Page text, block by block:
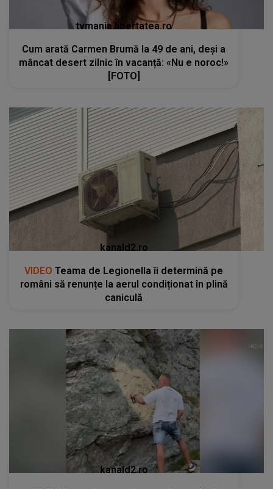
tvmania.libertatea.ro
Cum arată Carmen Brumă la 49 de ani, deși a
mâncat desert zilnic în vacanță: «Nu e noroc!»
[FOTO]
kanald2.ro
VIDEO Teama de Legionella îi determină pe
români să renunțe la aerul condiționat în plină
caniculă
kanald2.ro